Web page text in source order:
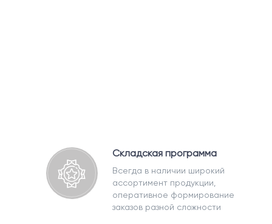
Складская программа
Всегда в наличии широкий
ассортимент продукции,
оперативное формирование
заказов разной сложности